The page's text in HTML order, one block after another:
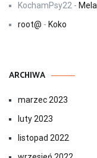
KochamPsy22 - Mela
root@ - Koko
ARCHIWA
marzec 2023
luty 2023
listopad 2022